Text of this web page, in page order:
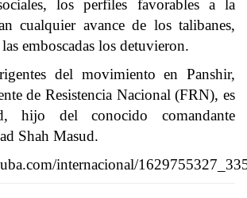
los perfiles favorables a la
cualquier avance de los talibanes,
emboscadas los detuvieron.
del movimiento en Panshir,
de Resistencia Nacional (FRN), es
hijo del conocido comandante
Shah Masud.
internacional/